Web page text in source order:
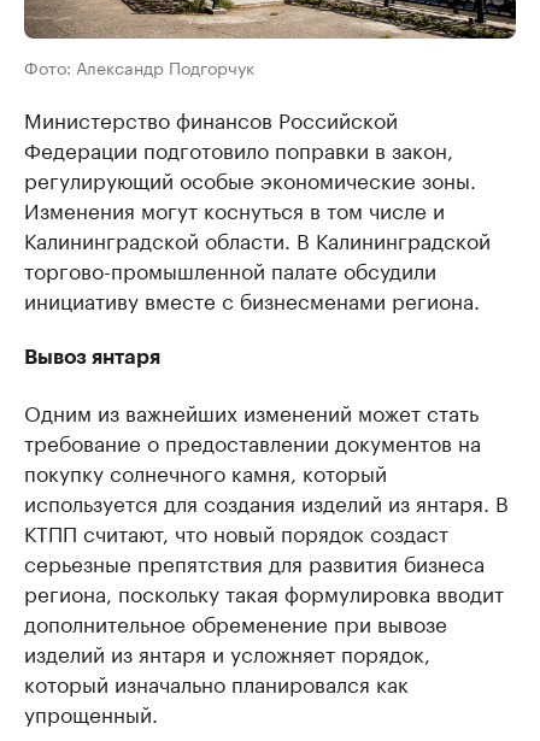
Фото: Александр Подгорчук
Министерство финансов Российской
Федерации подготовило поправки в закон,
регулирующий особые экономические зоны.
Изменения могут коснуться в том числе и
Калининградской области. В Калининградской
торгово-промышленной палате обсудили
инициативу вместе с бизнесменами региона.
Вывоз янтаря
Одним из важнейших изменений может стать
требование о предоставлении документов на
покупку солнечного камня, который
используется для создания изделий из янтаря. В
КТПП считают, что новый порядок создаст
серьезные препятствия для развития бизнеса
региона, поскольку такая формулировка вводит
дополнительное обременение при вывозе
изделий из янтаря и усложняет порядок,
который изначально планировался как
упрощенный.